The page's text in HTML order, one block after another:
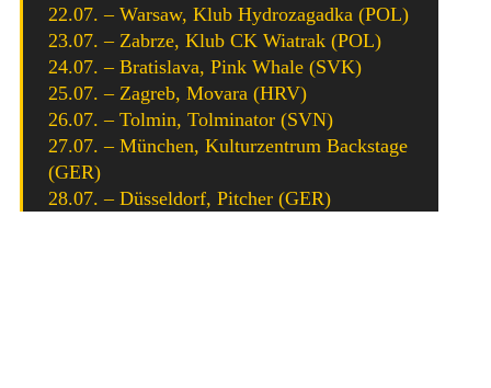
22.07. – Warsaw, Klub Hydrozagadka (POL)
23.07. – Zabrze, Klub CK Wiatrak (POL)
24.07. – Bratislava, Pink Whale (SVK)
25.07. – Zagreb, Movara (HRV)
26.07. – Tolmin, Tolminator (SVN)
27.07. – München, Kulturzentrum Backstage
(GER)
28.07. – Düsseldorf, Pitcher (GER)